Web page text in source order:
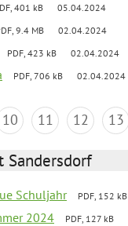
401 kB 05.04.2024
9.4 MB 02.04.2024
PDF, 423 kB 02.04.2024
PDF, 706 kB 02.04.2024
10 11 12 13
Sandersdorf
Schuljahr PDF, 152 kB
2024 PDF, 127 kB